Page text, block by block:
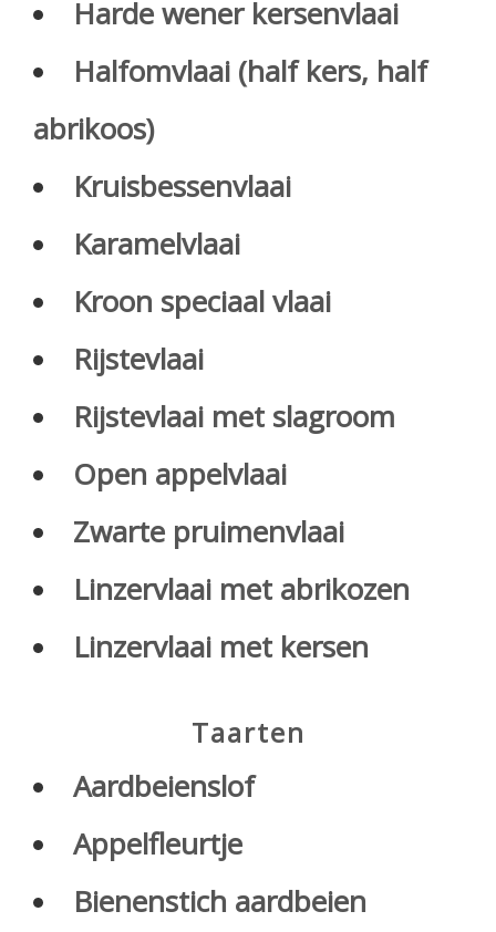
Harde wener kersenvlaai
Halfomvlaai (half kers, half
abrikoos)
Kruisbessenvlaai
Karamelvlaai
Kroon speciaal vlaai
Rijstevlaai
Rijstevlaai met slagroom
Open appelvlaai
Zwarte pruimenvlaai
Linzervlaai met abrikozen
Linzervlaai met kersen
Taarten
Aardbeienslof
Appelfleurtje
Bienenstich aardbeien